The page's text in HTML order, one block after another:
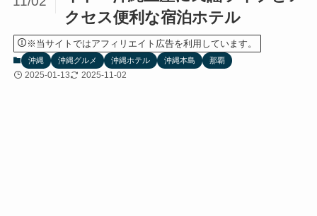
クセス便利な宿泊ホテル
※当サイトではアフィリエイト広告を利用しています。
沖縄 沖縄グルメ 沖縄ホテル 沖縄本島 那覇
2025-01-13 2025-11-02